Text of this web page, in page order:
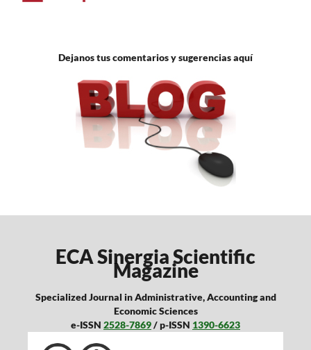
Dejanos tus comentarios y sugerencias aquí
ECA Sinergia Scientific
Magazine
Specialized Journal in Administrative, Accounting and
Economic Sciences
e-ISSN 2528-7869/ p-ISSN 1390-6623